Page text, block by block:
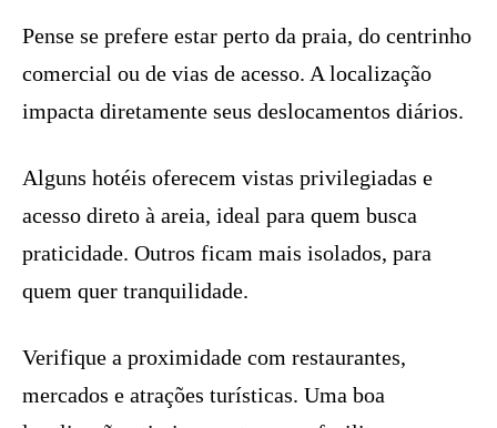
Pense se prefere estar perto da praia, do centrinho
comercial ou de vias de acesso. A localização
impacta diretamente seus deslocamentos diários.
Alguns hotéis oferecem vistas privilegiadas e
acesso direto à areia, ideal para quem busca
praticidade. Outros ficam mais isolados, para
quem quer tranquilidade.
Verifique a proximidade com restaurantes,
mercados e atrações turísticas. Uma boa